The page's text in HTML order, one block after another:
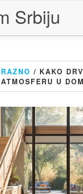
Srbiju
RAZNO / KAKO
ATMOSFERU U